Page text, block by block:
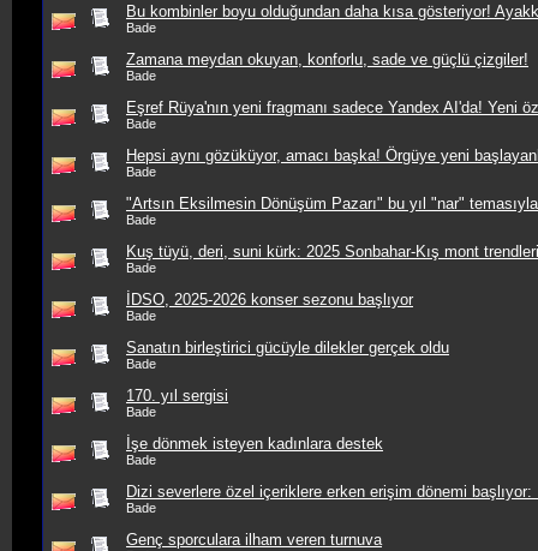
Bu kombinler boyu olduğundan daha kısa gösteriyor!
Bade
Zamana meydan okuyan, konforlu, sade ve güçlü çizgiler!
Bade
Eşref Rüya'nın yeni fragmanı sadece Yandex AI'da! Yeni
Bade
Hepsi aynı gözüküyor, amacı başka! Örgüye yeni
Bade
"Artsın Eksilmesin Dönüşüm Pazarı" bu yıl "nar"
Bade
Kuş tüyü, deri, suni kürk: 2025 Sonbahar-Kış mont
Bade
İDSO, 2025-2026 konser sezonu başlıyor
Bade
Sanatın birleştirici gücüyle dilekler gerçek oldu
Bade
170. yıl sergisi
Bade
İşe dönmek isteyen kadınlara destek
Bade
Dizi severlere özel içeriklere erken erişim dönemi başlıyor:
Bade
Genç sporculara ilham veren turnuva